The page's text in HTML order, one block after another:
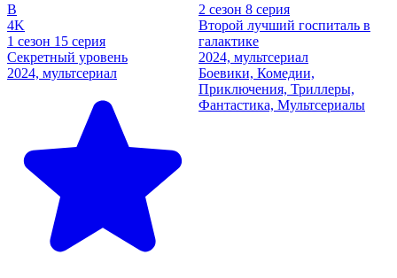
B
4K
1 сезон 15 серия
Секретный уровень
2024, мультсериал
2 сезон 8 серия
Второй лучший госпиталь в
галактике
2024, мультсериал
Боевики, Комедии,
Приключения, Триллеры,
Фантастика, Мультсериалы